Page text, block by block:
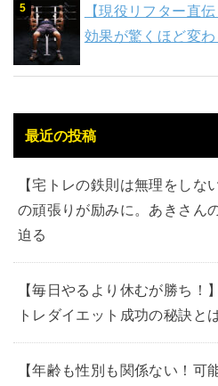
【現役リフター直
効果が驚くほど変
最近の投稿
【宅トレの鉄則は無理をしな
の頑張りが励みに。あきさん
迫る
【毎日やるより休むが勝ち！
トレダイエット成功の秘訣と
【年齢も性別も関係ない！可